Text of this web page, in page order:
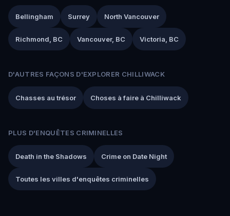
Bellingham Surrey North Vancouver
Richmond, BC Vancouver, BC Victoria, BC
D'AUTRES FAÇONS D'EXPLORER CHILLIWACK
Chasses au trésor Choses à faire à Chilliwack
PLUS D'ENQUÊTES CRIMINELLES
Death in the Shadows Crime on Date Night
Toutes les villes d'enquêtes criminelles